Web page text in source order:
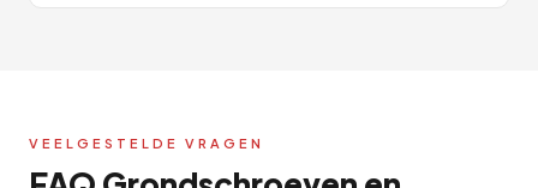
VEELGESTELDE VRAGEN